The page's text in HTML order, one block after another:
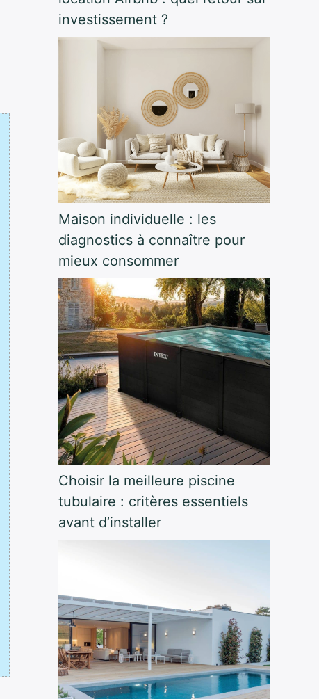
investissement ?
Maison individuelle : les
diagnostics à connaître pour
mieux consommer
Choisir la meilleure piscine
tubulaire : critères essentiels
avant d’installer